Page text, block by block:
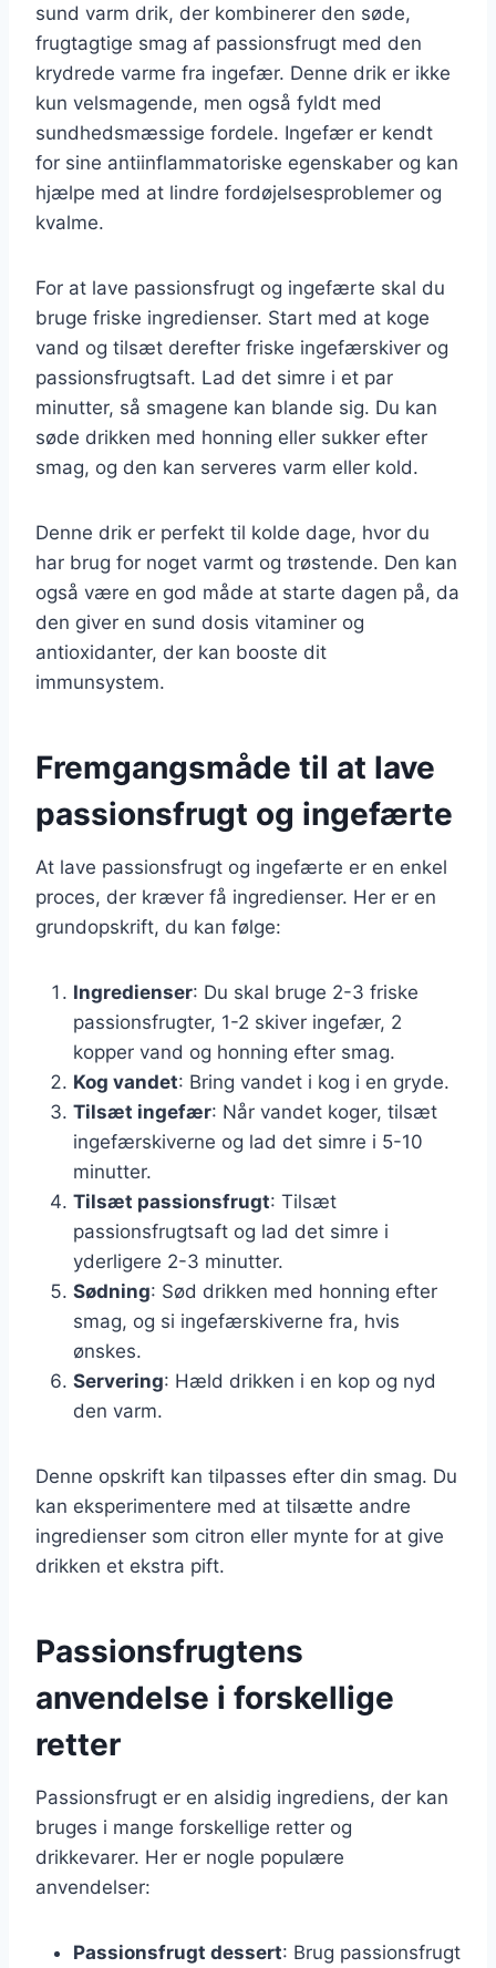
sund varm drik, der kombinerer den søde,
frugtagtige smag af passionsfrugt med den
krydrede varme fra ingefær. Denne drik er ikke
kun velsmagende, men også fyldt med
sundhedsmæssige fordele. Ingefær er kendt
for sine antiinflammatoriske egenskaber og kan
hjælpe med at lindre fordøjelsesproblemer og
kvalme.
For at lave passionsfrugt og ingefærte skal du
bruge friske ingredienser. Start med at koge
vand og tilsæt derefter friske ingefærskiver og
passionsfrugtsaft. Lad det simre i et par
minutter, så smagene kan blande sig. Du kan
søde drikken med honning eller sukker efter
smag, og den kan serveres varm eller kold.
Denne drik er perfekt til kolde dage, hvor du
har brug for noget varmt og trøstende. Den kan
også være en god måde at starte dagen på, da
den giver en sund dosis vitaminer og
antioxidanter, der kan booste dit
immunsystem.
Fremgangsmåde til at lave
passionsfrugt og ingefærte
At lave passionsfrugt og ingefærte er en enkel
proces, der kræver få ingredienser. Her er en
grundopskrift, du kan følge:
Ingredienser: Du skal bruge 2-3 friske
passionsfrugter, 1-2 skiver ingefær, 2
kopper vand og honning efter smag.
Kog vandet: Bring vandet i kog i en gryde.
Tilsæt ingefær: Når vandet koger, tilsæt
ingefærskiverne og lad det simre i 5-10
minutter.
Tilsæt passionsfrugt: Tilsæt
passionsfrugtsaft og lad det simre i
yderligere 2-3 minutter.
Sødning: Sød drikken med honning efter
smag, og si ingefærskiverne fra, hvis
ønskes.
Servering: Hæld drikken i en kop og nyd
den varm.
Denne opskrift kan tilpasses efter din smag. Du
kan eksperimentere med at tilsætte andre
ingredienser som citron eller mynte for at give
drikken et ekstra pift.
Passionsfrugtens
anvendelse i forskellige
retter
Passionsfrugt er en alsidig ingrediens, der kan
bruges i mange forskellige retter og
drikkevarer. Her er nogle populære
anvendelser:
Passionsfrugt dessert: Brug passionsfrugt